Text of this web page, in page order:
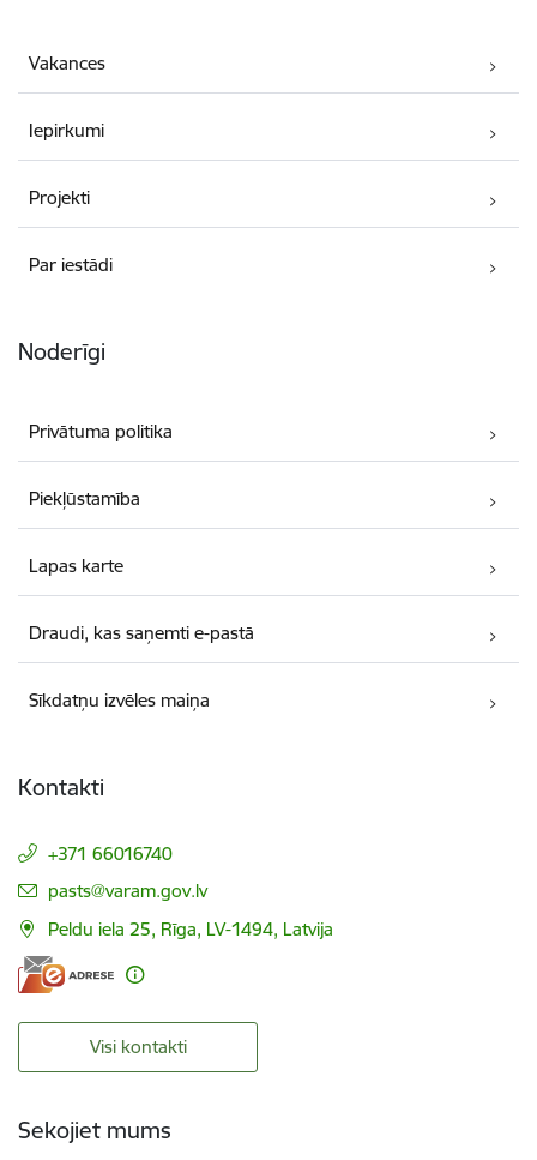
Vakances
Iepirkumi
Projekti
Par iestādi
Noderīgi
Privātuma politika
Piekļūstamība
Lapas karte
Draudi, kas saņemti e-pastā
Sīkdatņu izvēles maiņa
Kontakti
+371 66016740
E-pasts:
pasts@varam.gov.lv
Peldu iela 25, Rīga, LV-1494, Latvija
Visi kontakti
Sekojiet mums